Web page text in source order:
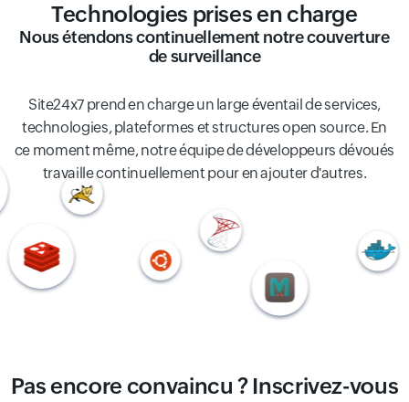
Technologies prises en charge
Nous étendons continuellement notre couverture
de surveillance
Site24x7 prend en charge un large éventail de services,
technologies, plateformes et structures open source. En
ce moment même, notre équipe de développeurs dévoués
travaille continuellement pour en ajouter d'autres.
Pas encore convaincu ? Inscrivez-vous